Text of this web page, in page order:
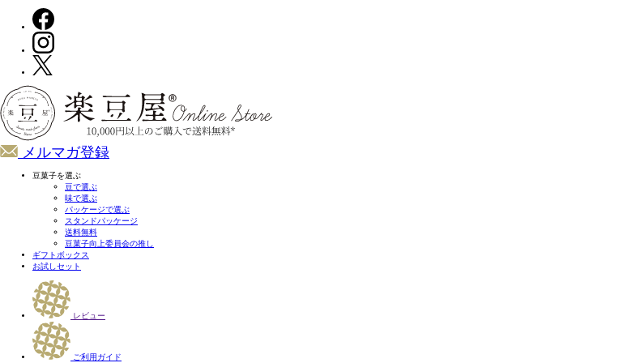
メルマガ登録
豆菓子を選ぶ
豆で選ぶ
味で選ぶ
パッケージで選ぶ
スタンドパッケージ
送料無料
豆菓子向上委員会の推し
ギフトボックス
お試しセット
レビュー
ご利用ガイド